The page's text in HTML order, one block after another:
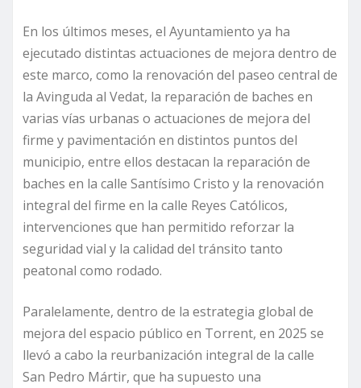
En los últimos meses, el Ayuntamiento ya ha
ejecutado distintas actuaciones de mejora dentro de
este marco, como la renovación del paseo central de
la Avinguda al Vedat, la reparación de baches en
varias vías urbanas o actuaciones de mejora del
firme y pavimentación en distintos puntos del
municipio, entre ellos destacan la reparación de
baches en la calle Santísimo Cristo y la renovación
integral del firme en la calle Reyes Católicos,
intervenciones que han permitido reforzar la
seguridad vial y la calidad del tránsito tanto
peatonal como rodado.
Paralelamente, dentro de la estrategia global de
mejora del espacio público en Torrent, en 2025 se
llevó a cabo la reurbanización integral de la calle
San Pedro Mártir, que ha supuesto una